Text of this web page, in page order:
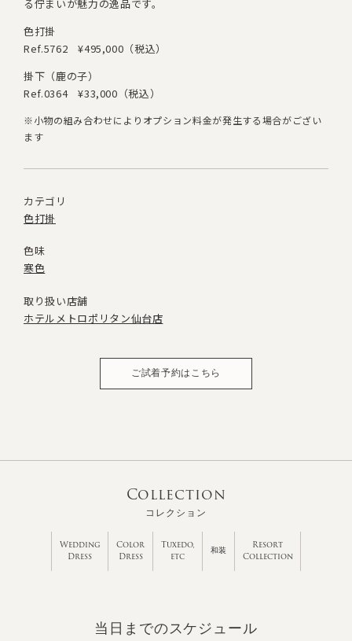
る佇まいが魅力の逸品です。
色打掛
Ref.5762
¥495,000（税込）
掛下（鹿の子）
Ref.0364
¥33,000（税込）
※小物の組み合わせによりオプション料金が発生する場合がござい
ます
カテゴリ
色打掛
色味
寒色
取り扱い店舗
ホテルメトロポリタン仙台店
ご試着予約はこちら
Collection
コレクション
Wedding
Dress
Color
Dress
Tuxedo,
etc
和装
Resort
Collection
当日までのスケジュール